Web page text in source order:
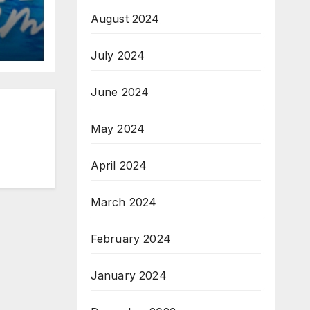
August 2024
July 2024
June 2024
May 2024
April 2024
March 2024
February 2024
January 2024